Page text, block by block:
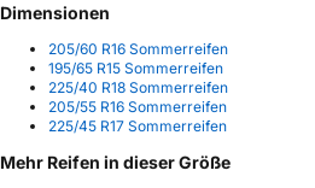
Dimensionen
205/60 R16 Sommerreifen
195/65 R15 Sommerreifen
225/40 R18 Sommerreifen
205/55 R16 Sommerreifen
225/45 R17 Sommerreifen
Mehr Reifen in dieser Größe